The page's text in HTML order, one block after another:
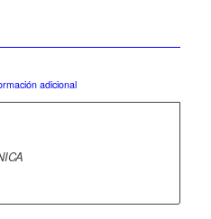
						Información adicional